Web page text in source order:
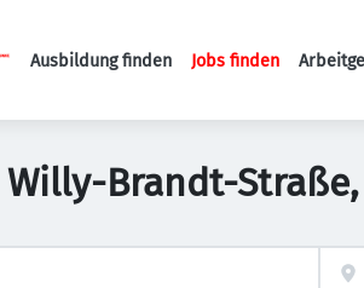
Ausbildung finden Jobs finden
Willy-Brandt-